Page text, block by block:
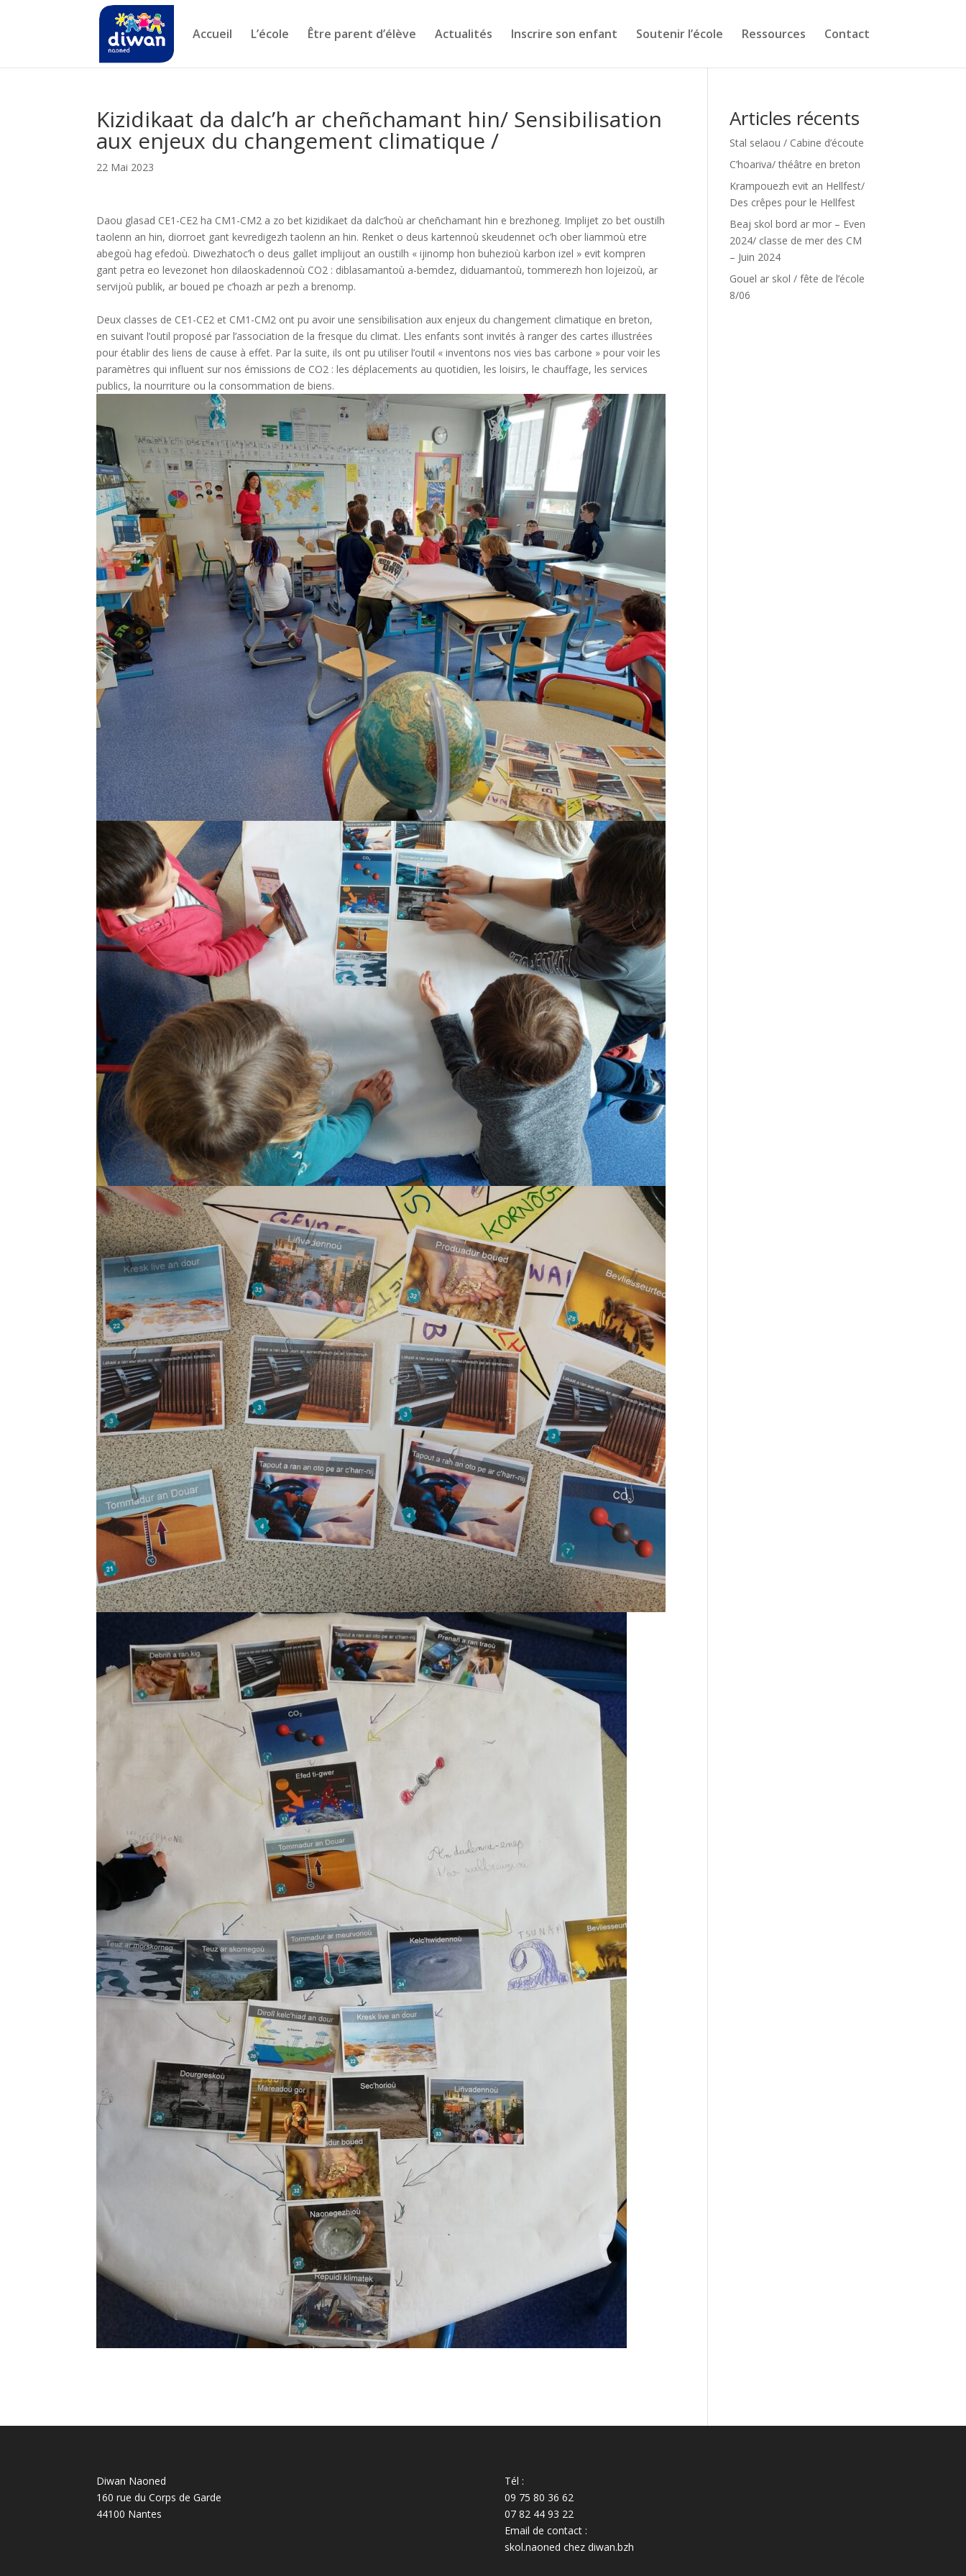
Accueil L’école Être parent d’élève Actualités Inscrire son enfant Soutenir l’école Ressources Contact
Kizidikaat da dalc’h ar cheñchamant hin/ Sensibilisation
aux enjeux du changement climatique /
22 Mai 2023
Daou glasad CE1-CE2 ha CM1-CM2 a zo bet kizidikaet da dalc’hoù ar cheñchamant hin e brezhoneg. Implijet zo bet oustilh
taolenn an hin, diorroet gant kevredigezh taolenn an hin. Renket o deus kartennoù skeudennet oc’h ober liammoù etre
abegoù hag efedoù. Diwezhatoc’h o deus gallet implijout an oustilh « ijinomp hon buhezioù karbon izel » evit kompren
gant petra eo levezonet hon dilaoskadennoù CO2 : diblasamantoù a-bemdez, diduamantoù, tommerezh hon lojeizoù, ar
servijoù publik, ar boued pe c’hoazh ar pezh a brenomp.
Deux classes de CE1-CE2 et CM1-CM2 ont pu avoir une sensibilisation aux enjeux du changement climatique en breton,
en suivant l’outil proposé par l’association de la fresque du climat. Lles enfants sont invités à ranger des cartes illustrées
pour établir des liens de cause à effet. Par la suite, ils ont pu utiliser l’outil « inventons nos vies bas carbone » pour voir les
paramètres qui influent sur nos émissions de CO2 : les déplacements au quotidien, les loisirs, le chauffage, les services
publics, la nourriture ou la consommation de biens.
Articles récents
Stal selaou / Cabine d’écoute
C’hoariva/ théâtre en breton
Krampouezh evit an Hellfest/
Des crêpes pour le Hellfest
Beaj skol bord ar mor – Even
2024/ classe de mer des CM
– Juin 2024
Gouel ar skol / fête de l’école
8/06
Diwan Naoned
160 rue du Corps de Garde
44100 Nantes
Tél :
09 75 80 36 62
07 82 44 93 22
Email de contact :
skol.naoned chez diwan.bzh